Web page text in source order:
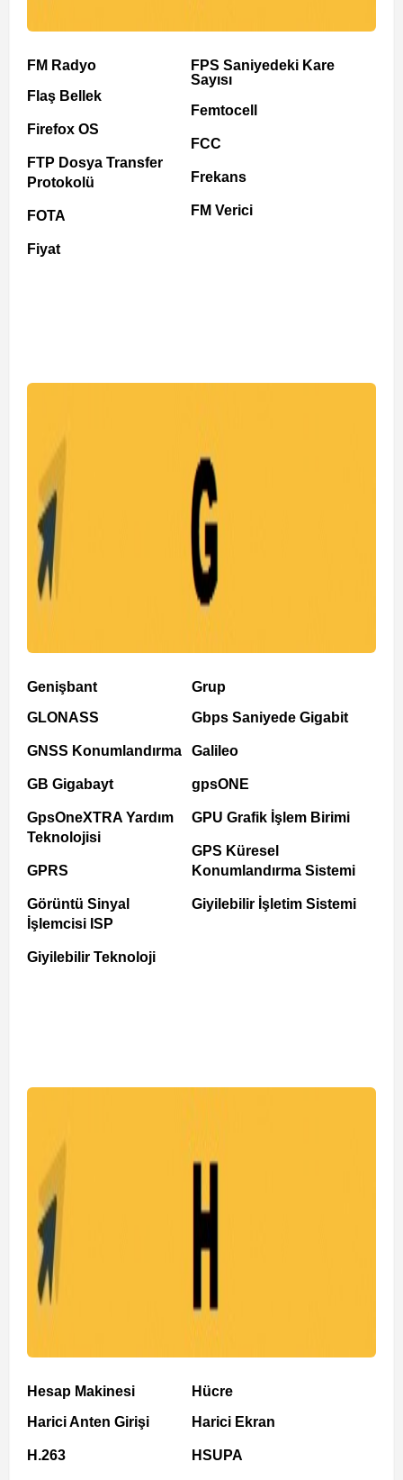
FM Radyo
Flaş Bellek
Firefox OS
FTP Dosya Transfer
Protokolü
FOTA
Fiyat
FPS Saniyedeki Kare
Sayısı
Femtocell
FCC
Frekans
FM Verici
Genişbant
GLONASS
GNSS Konumlandırma
GB Gigabayt
GpsOneXTRA Yardım
Teknolojisi
GPRS
Görüntü Sinyal
İşlemcisi ISP
Giyilebilir Teknoloji
Grup
Gbps Saniyede Gigabit
Galileo
gpsONE
GPU Grafik İşlem Birimi
GPS Küresel
Konumlandırma Sistemi
Giyilebilir İşletim Sistemi
Hesap Makinesi
Harici Anten Girişi
H.263
Hücre
Harici Ekran
HSUPA